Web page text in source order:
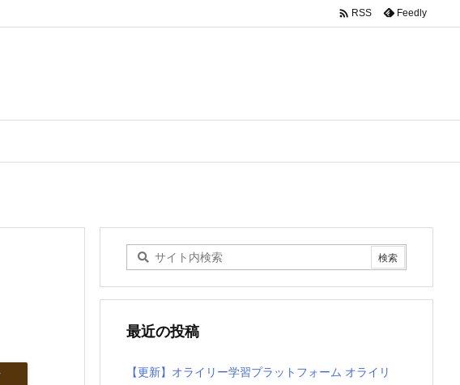
 RSS Feedly
最近の投稿
【更新】オライリー学習プラットフォーム オライリ